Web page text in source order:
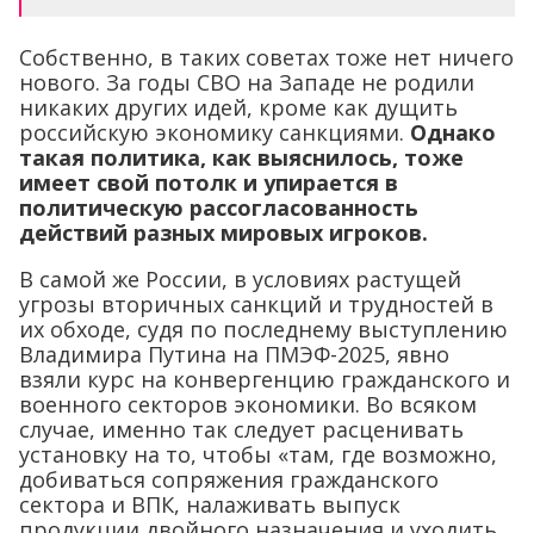
Собственно, в таких советах тоже нет ничего
нового. За годы СВО на Западе не родили
никаких других идей, кроме как дущить
российскую экономику санкциями. Однако
такая политика, как выяснилось, тоже
имеет свой потолк и упирается в
политическую рассогласованность
действий разных мировых игроков.
В самой же России, в условиях растущей
угрозы вторичных санкций и трудностей в
их обходе, судя по последнему выступлению
Владимира Путина на ПМЭФ-2025, явно
взяли курс на конвергенцию гражданского и
военного секторов экономики. Во всяком
случае, именно так следует расценивать
установку на то, чтобы «там, где возможно,
добиваться сопряжения гражданского
сектора и ВПК, налаживать выпуск